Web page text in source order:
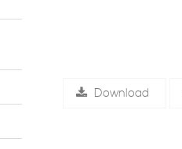
Download